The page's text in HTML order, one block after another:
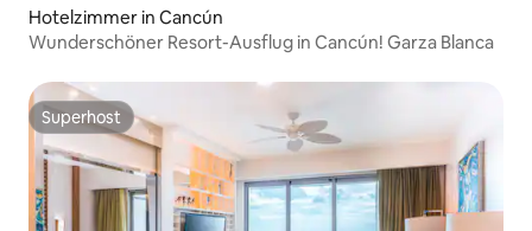
Hotelzimmer in Cancún
Wunderschöner Resort-Ausflug in Cancún! Garza Blanca
Superhost
Superhost